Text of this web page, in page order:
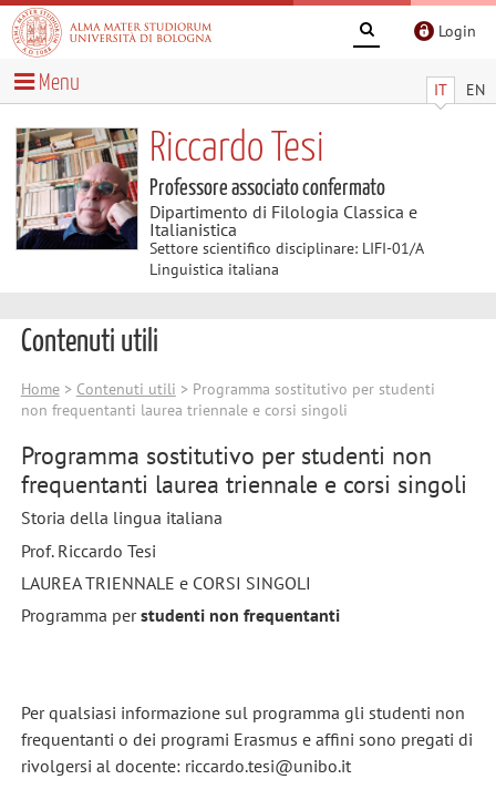
Login
IT EN
Menu
Riccardo Tesi
Professore associato confermato
Dipartimento di Filologia Classica e
Italianistica
Settore scientifico disciplinare: LIFI-01/A
Linguistica italiana
Contenuti utili
Home> Contenuti utili > Programma sostitutivo per studenti
non frequentanti laurea triennale e corsi singoli
Programma sostitutivo per studenti non
frequentanti laurea triennale e corsi singoli
Storia della lingua italiana
Prof. Riccardo Tesi
LAUREA TRIENNALE e CORSI SINGOLI
Programma perstudenti non frequentanti
Per qualsiasi informazione sul programma gli studenti non
frequentanti o dei programi Erasmus e affini sono pregati di
rivolgersi al docente: riccardo.tesi@unibo.it